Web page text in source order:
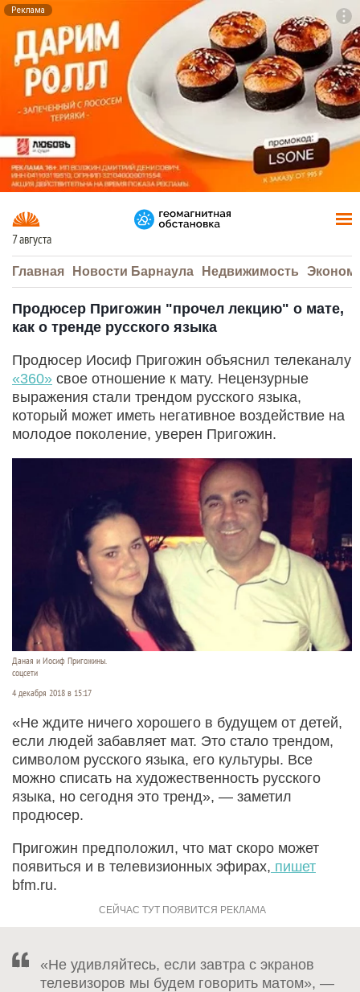
Реклама
7 августа
Главная Новости Барнаула Недвижимость
Продюсер Пригожин "прочел лекцию" о мате,
как о тренде русского языка
Продюсер Иосиф Пригожин объяснил телеканалу
«360» свое отношение к мату. Нецензурные
выражения стали трендом русского языка,
который может иметь негативное воздействие на
молодое поколение, уверен Пригожин.
Даная и Иосиф Пригожины.
соцсети
4 декабря 2018 в 15:17
«Не ждите ничего хорошего в будущем от детей,
если людей забавляет мат. Это стало трендом,
символом русского языка, его культуры. Все
можно списать на художественность русского
языка, но сегодня это тренд», — заметил
продюсер.
Пригожин предположил, что мат скоро может
появиться и в телевизионных эфирах, пишет
bfm.ru.
«Не удивляйтесь, если завтра с экранов
телевизоров мы будем говорить матом», —